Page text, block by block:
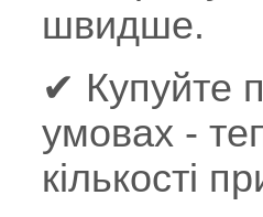
швидше.
✔ Купуйте
умовах -
кількості